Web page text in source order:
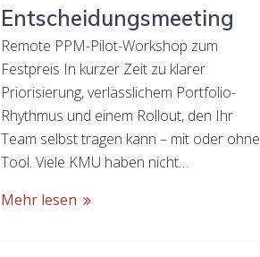
Entscheidungsmeeting
Remote PPM-Pilot-Workshop zum
Festpreis In kurzer Zeit zu klarer
Priorisierung, verlässlichem Portfolio-
Rhythmus und einem Rollout, den Ihr
Team selbst tragen kann – mit oder ohne
Tool. Viele KMU haben nicht…
Mehr lesen